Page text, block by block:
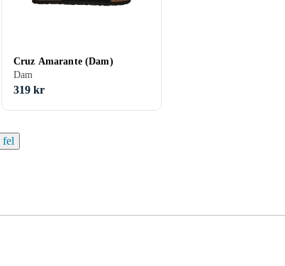
Cruz Amarante (Dam)
Dam
319 kr
fel